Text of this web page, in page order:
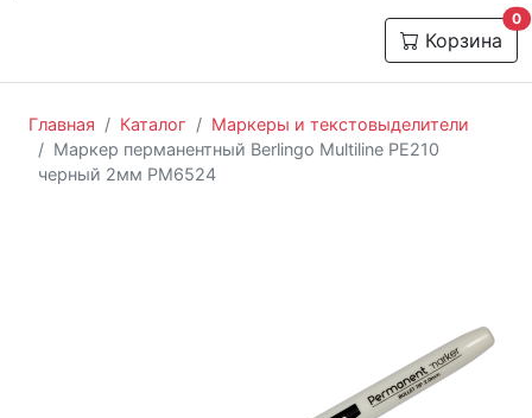
Корзина
0
Главная Каталог
Маркеры и текстовыделители
Маркер перманентный Berlingo Multiline PE210
черный 2мм РM6524